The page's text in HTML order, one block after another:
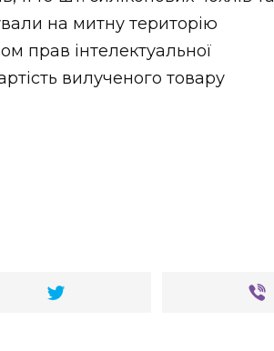
на митну територію
прав інтелектуальної
вилученого товару